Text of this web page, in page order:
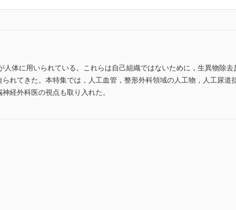
体に用いられている。これらは自己組織ではないために，生異物除去
れてきた。本特集では，人工血管，整形外科領域の人工物，人工尿道
経外科医の視点も取り入れた。